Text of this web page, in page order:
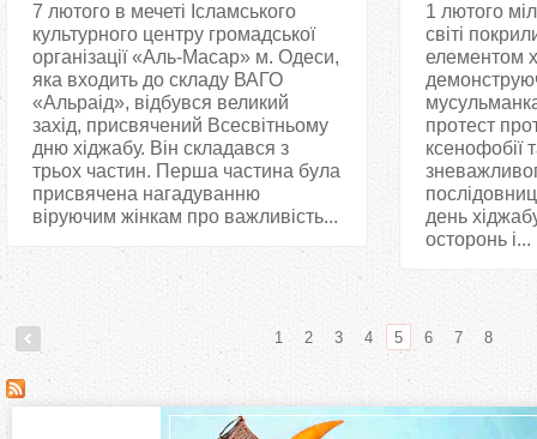
7 лютого в мечеті Ісламського
культурного центру громадської
організації «Аль-Масар» м. Одеси,
яка входить до складу ВАГО
«Альраід», відбувся великий
захід, присвячений Всесвітньому
дню хіджабу. Він складався з
трьох частин. Перша частина була
присвячена нагадуванню
віруючим жінкам про важливість...
1 лютого
світі
елементом
протест
ксенофобії
день
осторонь і...
С
1 2 3 4 5 6 7 8